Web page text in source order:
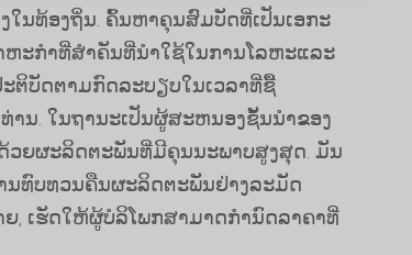
ໃນທ້ອງຖິ່ນ. ຄົ້ນ​ຫາ​ຄຸນ​ສົມ​ບັດ​ທີ່​ເປັນ​ເອ​ກະ​
າ​ຫະ​ກໍາ​ທີ່​ສໍາ​ຄັນ​ທີ່​ນໍາ​ໃຊ້​ໃນ​ການ​ໂລ​ຫະ​ແລະ​
ຕິບັດຕາມກົດລະບຽບໃນເວລາທີ່ຊື້
ທ່ານ. ໃນຖານະເປັນຜູ້ສະຫນອງຊັ້ນນໍາຂອງ
ດ້ວຍຜະລິດຕະພັນທີ່ມີຄຸນນະພາບສູງສຸດ. ມັນ
ທົບທວນຄືນຜະລິດຕະພັນຢ່າງລະມັດ
, ເຮັດໃຫ້ຜູ້ບໍລິໂພກສາມາດກໍານົດລາຄາທີ່